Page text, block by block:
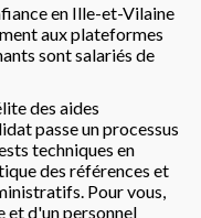
en Ille-et-Vilaine
aux plateformes
sont salariés de
des aides
passe un processus
techniques en
des références et
Pour vous,
et d'un personnel